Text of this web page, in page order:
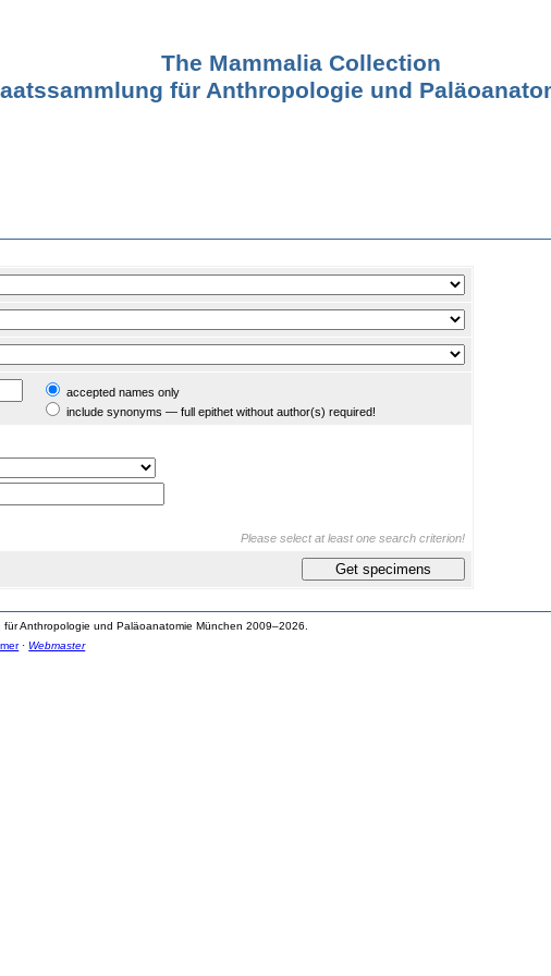
The Mammalia Collection
für Anthropologie und
accepted names only
include synonyms — full epithet without author(s) required!
Please select at least one search criterion!
Anthropologie und Paläoanatomie München 2009–2026.
·Webmaster